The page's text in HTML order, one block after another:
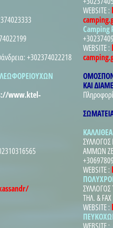
+302374022218
www.ktel-
WEBSITE :
Camping
WEBSITE :
ΚΑΙ
ΑΜΜΩΝ
WEBSITE :
ΤΗΛ. &
WEBSITE :